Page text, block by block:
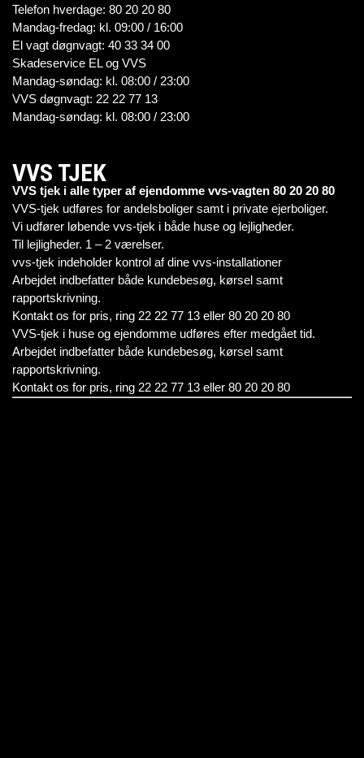
Telefon hverdage: 80 20 20 80
Mandag-fredag: kl. 09:00 / 16:00
El vagt døgnvagt: 40 33 34 00
Skadeservice EL og VVS
Mandag-søndag: kl. 08:00 / 23:00
VVS døgnvagt: 22 22 77 13
Mandag-søndag: kl. 08:00 / 23:00
VVS TJEK
VVS tjek i alle typer af ejendomme vvs-vagten 80 20 20 80
VVS-tjek udføres for andelsboliger samt i private ejerboliger.
Vi udfører løbende vvs-tjek i både huse og lejligheder.
Til lejligheder. 1 – 2 værelser.
vvs-tjek indeholder kontrol af dine vvs-installationer
Arbejdet indbefatter både kundebesøg, kørsel samt
rapportskrivning.
Kontakt os for pris, ring 22 22 77 13 eller 80 20 20 80
VVS-tjek i huse og ejendomme udføres efter medgået tid.
Arbejdet indbefatter både kundebesøg, kørsel samt
rapportskrivning.
Kontakt os for pris, ring 22 22 77 13 eller 80 20 20 80